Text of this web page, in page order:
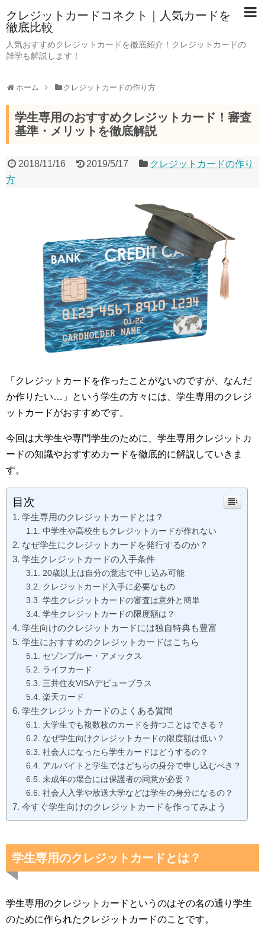
クレジットカードコネクト｜人気カードを
徹底比較
人気おすすめクレジットカードを徹底紹介！クレジットカードの
雑学も解説します！
ホーム クレジットカードの作り方
学生専用のおすすめクレジットカード！審査
基準・メリットを徹底解説
2018/11/16 2019/5/17
クレジットカードの作り
方
「クレジットカードを作ったことがないのですが、なんだ
か作りたい…」という学生の方々には、学生専用のクレジ
ットカードがおすすめです。
今回は大学生や専門学生のために、学生専用クレジットカ
ードの知識やおすすめカードを徹底的に解説していきま
す。
目次
学生専用のクレジットカードとは？
中学生や高校生もクレジットカードが作れない
なぜ学生にクレジットカードを発行するのか？
学生クレジットカードの入手条件
20歳以上は自分の意志で申し込み可能
クレジットカード入手に必要なもの
学生クレジットカードの審査は意外と簡単
学生クレジットカードの限度額は？
学生向けのクレジットカードには独自特典も豊富
学生におすすめのクレジットカードはこちら
セゾンブルー・アメックス
ライフカード
三井住友VISAデビュープラス
楽天カード
学生クレジットカードのよくある質問
大学生でも複数枚のカードを持つことはできる？
なぜ学生向けクレジットカードの限度額は低い？
社会人になったら学生カードはどうするの？
アルバイトと学生ではどちらの身分で申し込むべき？
未成年の場合には保護者の同意が必要？
社会人入学や放送大学などは学生の身分になるの？
今すぐ学生向けのクレジットカードを作ってみよう
学生専用のクレジットカードとは？
学生専用のクレジットカードというのはその名の通り学生
のために作られたクレジットカードのことです。